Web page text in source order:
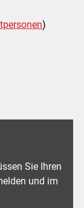
)
Sie Ihren
und im